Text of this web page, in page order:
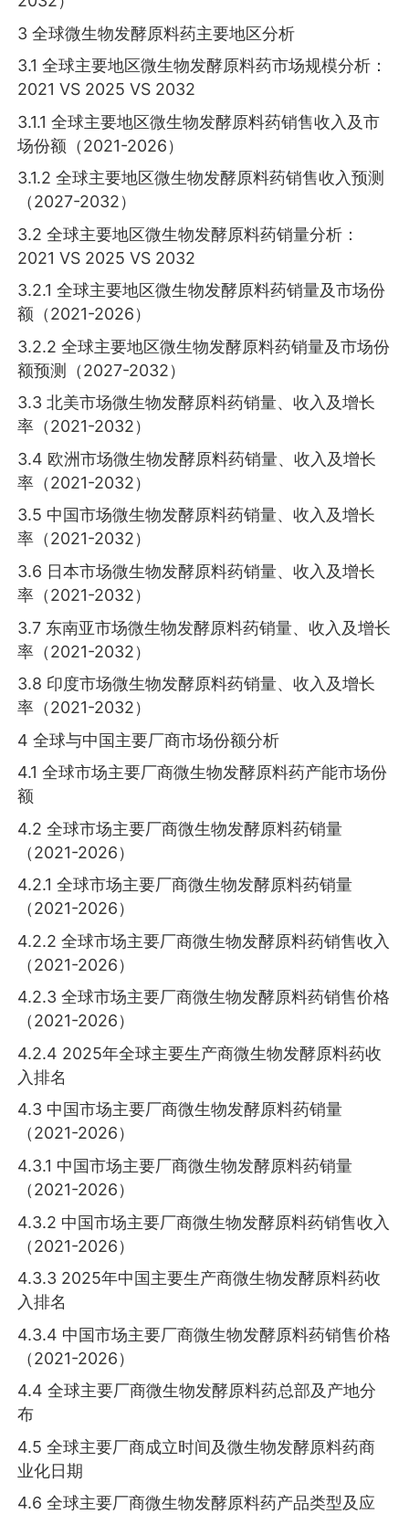
3 全球微生物发酵原料药主要地区分析
3.1 全球主要地区微生物发酵原料药市场规模分析：
2021 VS 2025 VS 2032
3.1.1 全球主要地区微生物发酵原料药销售收入及市
场份额（2021-2026）
3.1.2 全球主要地区微生物发酵原料药销售收入预测
（2027-2032）
3.2 全球主要地区微生物发酵原料药销量分析：
2021 VS 2025 VS 2032
3.2.1 全球主要地区微生物发酵原料药销量及市场份
额（2021-2026）
3.2.2 全球主要地区微生物发酵原料药销量及市场份
额预测（2027-2032）
3.3 北美市场微生物发酵原料药销量、收入及增长
率（2021-2032）
3.4 欧洲市场微生物发酵原料药销量、收入及增长
率（2021-2032）
3.5 中国市场微生物发酵原料药销量、收入及增长
率（2021-2032）
3.6 日本市场微生物发酵原料药销量、收入及增长
率（2021-2032）
3.7 东南亚市场微生物发酵原料药销量、收入及增长
率（2021-2032）
3.8 印度市场微生物发酵原料药销量、收入及增长
率（2021-2032）
4 全球与中国主要厂商市场份额分析
4.1 全球市场主要厂商微生物发酵原料药产能市场份
额
4.2 全球市场主要厂商微生物发酵原料药销量
（2021-2026）
4.2.1 全球市场主要厂商微生物发酵原料药销量
（2021-2026）
4.2.2 全球市场主要厂商微生物发酵原料药销售收入
（2021-2026）
4.2.3 全球市场主要厂商微生物发酵原料药销售价格
（2021-2026）
4.2.4 2025年全球主要生产商微生物发酵原料药收
入排名
4.3 中国市场主要厂商微生物发酵原料药销量
（2021-2026）
4.3.1 中国市场主要厂商微生物发酵原料药销量
（2021-2026）
4.3.2 中国市场主要厂商微生物发酵原料药销售收入
（2021-2026）
4.3.3 2025年中国主要生产商微生物发酵原料药收
入排名
4.3.4 中国市场主要厂商微生物发酵原料药销售价格
（2021-2026）
4.4 全球主要厂商微生物发酵原料药总部及产地分
布
4.5 全球主要厂商成立时间及微生物发酵原料药商
业化日期
4.6 全球主要厂商微生物发酵原料药产品类型及应